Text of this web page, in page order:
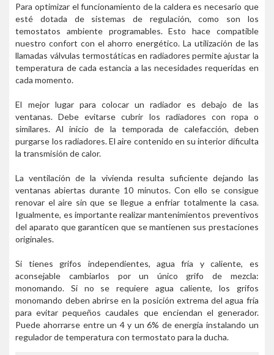
Para optimizar el funcionamiento de la caldera es necesario que
esté dotada de sistemas de regulación, como son los
temostatos ambiente programables. Esto hace compatible
nuestro confort con el ahorro energético. La utilización de las
llamadas válvulas termostáticas en radiadores permite ajustar la
temperatura de cada estancia a las necesidades requeridas en
cada momento.
El mejor lugar para colocar un radiador es debajo de las
ventanas. Debe evitarse cubrir los radiadores con ropa o
similares. Al inicio de la temporada de calefacción, deben
purgarse los radiadores. El aire contenido en su interior dificulta
la transmisión de calor.
La ventilación de la vivienda resulta suficiente dejando las
ventanas abiertas durante 10 minutos. Con ello se consigue
renovar el aire sin que se llegue a enfriar totalmente la casa.
Igualmente, es importante realizar mantenimientos preventivos
del aparato que garanticen que se mantienen sus prestaciones
originales.
Si tienes grifos independientes, agua fría y caliente, es
aconsejable cambiarlos por un único grifo de mezcla:
monomando. Si no se requiere agua caliente, los grifos
monomando deben abrirse en la posición extrema del agua fría
para evitar pequeños caudales que enciendan el generador.
Puede ahorrarse entre un 4 y un 6% de energía instalando un
regulador de temperatura con termostato para la ducha.